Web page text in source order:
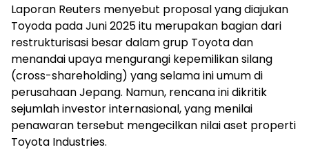
Laporan Reuters menyebut proposal yang diajukan
Toyoda pada Juni 2025 itu merupakan bagian dari
restrukturisasi besar dalam grup Toyota dan
menandai upaya mengurangi kepemilikan silang
(cross-shareholding) yang selama ini umum di
perusahaan Jepang. Namun, rencana ini dikritik
sejumlah investor internasional, yang menilai
penawaran tersebut mengecilkan nilai aset properti
Toyota Industries.